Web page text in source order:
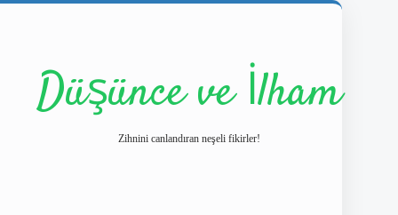
Düşünce ve İlham
Zihnini canlandıran neşeli fikirler!